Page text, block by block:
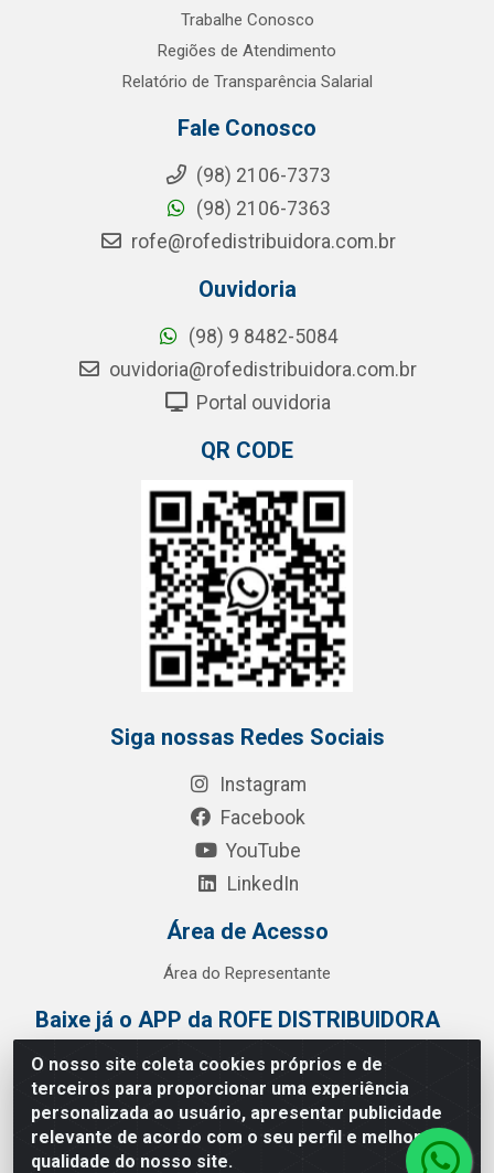
O nosso site coleta cookies próprios e de
terceiros para proporcionar uma experiência
personalizada ao usuário, apresentar publicidade
relevante de acordo com o seu perfil e melhorar a
qualidade do nosso site.
Trabalhe Conosco
Regiões de Atendimento
Relatório de Transparência Salarial
Fale Conosco
(98) 2106-7373
(98) 2106-7363
rofe@rofedistribuidora.com.br
Ouvidoria
(98) 9 8482-5084
ouvidoria@rofedistribuidora.com.br
Portal ouvidoria
QR CODE
Siga nossas Redes Sociais
Instagram
Facebook
YouTube
LinkedIn
Área de Acesso
Área do Representante
Baixe já o APP da ROFE DISTRIBUIDORA